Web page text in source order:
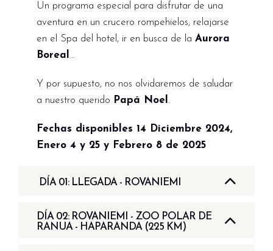
Un programa especial para disfrutar de una
aventura en un crucero rompehielos, relajarse
en el Spa del hotel, ir en busca de la Aurora
Boreal …
Y por supuesto, no nos olvidaremos de saludar
a nuestro querido Papá Noel .
Fechas disponibles 14 Diciembre 2024,
Enero 4 y 25 y Febrero 8 de 2025
DÍA 01: LLEGADA - ROVANIEMI
lagos. Llegada aRovaniemi, la capital de la
DÍA 02: ROVANIEMI - ZOO POLAR DE
RANUA - HAPARANDA (225 KM)